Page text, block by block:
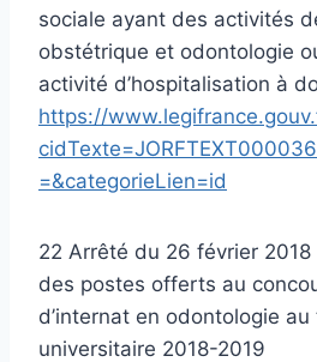
sociale ayant des activités
obstétrique et odontologie
activité d’hospitalisation à
https://
=&categorieLien=id
22 Arrêté du 26 février
des postes offerts au
d’internat en odontologie au
universitaire 2018-2019